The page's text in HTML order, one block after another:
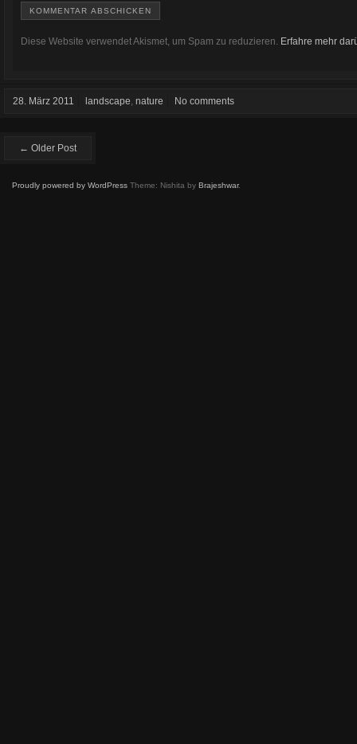
Diese Website verwendet Akismet, um Spam zu reduzieren. Erfahre mehr
28. März 2011 landscape, nature No comments
← Older Post
Proudly powered by WordPress Theme: Nishita by Brajeshwar.